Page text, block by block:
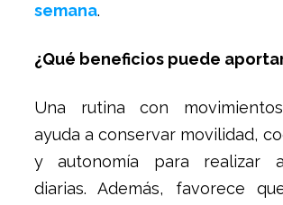
semana.
¿Qué beneficios puede
Una rutina con
ayuda a conservar movilidad,
y autonomía para realizar
diarias. Además, favorece